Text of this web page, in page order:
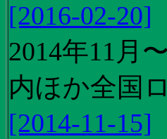
[2016-02-20]
2014年11月
内ほか全国
[2014-11-15]